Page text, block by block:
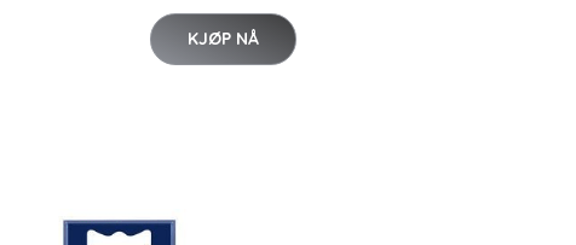
KJØP NÅ